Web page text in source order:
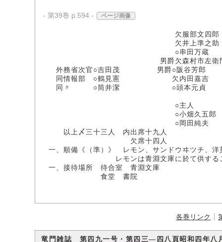
- 第39巻 p.594 - ページ画像
欠服部文四郎
欠井上準之助
○串田万蔵
男爵欠森村市左衛
外務省次官○吉田茂 男爵○阪谷芳郎
同情報部 ○鶴見憲 欠内田嘉吉
同〃 ○筒井潔 ○頭本元貞
○主人
○小畑久五郎
○岡田純夫
以上〆三十三人 内出席十九人
欠席十四人
一、順備《（準）》 レモン、サンドウヰツチ、洋
レモンは青淵文庫に於て供する
一、接待場所 待合室 青淵文庫
食堂 書院
各巻リンク
竜門雑誌 第四九一号・第四三―四八頁昭和四年八